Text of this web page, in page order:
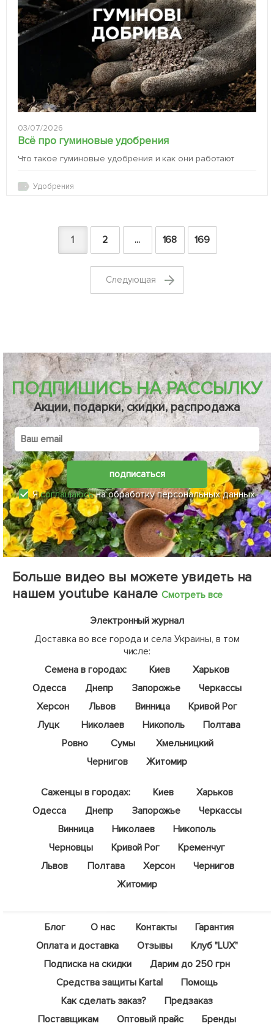
03/07/2026
Всё про гуминовые удобрения
Что такое гуминовые удобрения и как они работают
Удобрения
1 2 ... 168 169
Cледующая
ПОДПИШИСЬ НА РАССЫЛКУ
Акции, подарки, скидки, распродажа
подписаться
Ясоглашаюсьна обработку персональных данных
Больше видео вы можете увидеть на
нашем youtube канале Смотреть все
Электронный журнал
Доставка во все города и села Украины, в том
числе:
Семена в городах:
Киев
Харьков
Одесса
Днепр Запорожье
Черкассы
Херсон
Львов Винница
Кривой Рог
Луцк
Николаев Никополь
Полтава
Ровно
Сумы
Хмельницкий
Чернигов
Житомир
Саженцы в городах: Киев
Харьков
Одесса
Днепр Запорожье
Черкассы
Винница
Николаев
Никополь
Черновцы
Кривой Рог
Кременчуг
Львов
Полтава Херсон
Чернигов
Житомир
Блог О нас Контакты
Гарантия
Оплата и доставка
Отзывы
Клуб "LUX"
Подписка на скидки
Дарим до 250 грн
Средства защиты Kartal
Помощь
Как сделать заказ?
Предзаказ
Поставщикам
Оптовый прайс Бренды